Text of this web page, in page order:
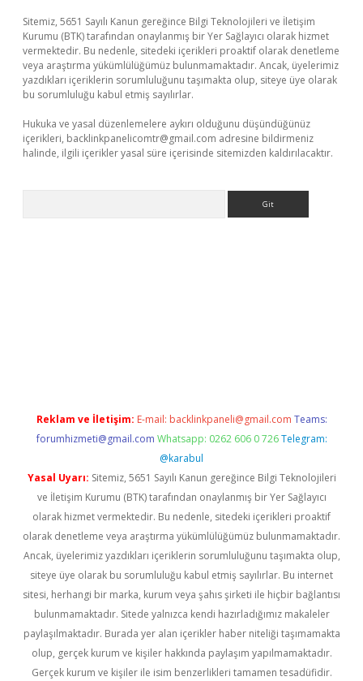
Sitemiz, 5651 Sayılı Kanun gereğince Bilgi Teknolojileri ve İletişim
Kurumu (BTK) tarafından onaylanmış bir Yer Sağlayıcı olarak hizmet
vermektedir. Bu nedenle, sitedeki içerikleri proaktif olarak denetleme
veya araştırma yükümlülüğümüz bulunmamaktadır. Ancak, üyelerimiz
yazdıkları içeriklerin sorumluluğunu taşımakta olup, siteye üye olarak
bu sorumluluğu kabul etmiş sayılırlar.
Hukuka ve yasal düzenlemelere aykırı olduğunu düşündüğünüz
içerikleri, backlinkpanelicomtr@gmail.com adresine bildirmeniz
halinde, ilgili içerikler yasal süre içerisinde sitemizden kaldırılacaktır.
Reklam ve İletişim: E-mail: backlinkpaneli@gmail.com Teams:
forumhizmeti@gmail.com Whatsapp: 0262 606 0 726 Telegram:
@karabul
Yasal Uyarı: Sitemiz, 5651 Sayılı Kanun gereğince Bilgi Teknolojileri
ve İletişim Kurumu (BTK) tarafından onaylanmış bir Yer Sağlayıcı
olarak hizmet vermektedir. Bu nedenle, sitedeki içerikleri proaktif
olarak denetleme veya araştırma yükümlülüğümüz bulunmamaktadır.
Ancak, üyelerimiz yazdıkları içeriklerin sorumluluğunu taşımakta olup,
siteye üye olarak bu sorumluluğu kabul etmiş sayılırlar. Bu internet
sitesi, herhangi bir marka, kurum veya şahıs şirketi ile hiçbir bağlantısı
bulunmamaktadır. Sitede yalnızca kendi hazırladığımız makaleler
paylaşılmaktadır. Burada yer alan içerikler haber niteliği taşımamakta
olup, gerçek kurum ve kişiler hakkında paylaşım yapılmamaktadır.
Gerçek kurum ve kişiler ile isim benzerlikleri tamamen tesadüfidir.